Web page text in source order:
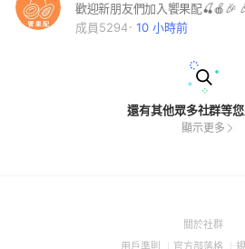
成員5294
10 小時前
還有其他眾多社群等
顯示更多
關於社群(Open
用戶準則 (Open
官方部落格